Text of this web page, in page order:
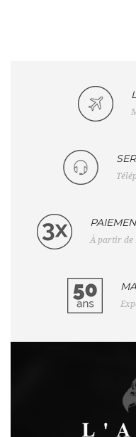
À partir de